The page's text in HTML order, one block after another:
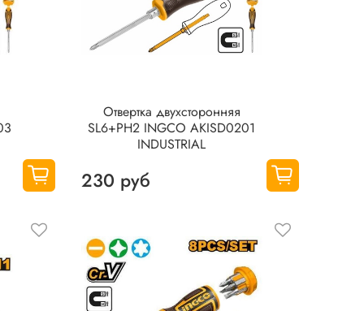
Отвертка двухсторонняя
SL6+PH2 INGCO AKISD0201
INDUSTRIAL
230 руб